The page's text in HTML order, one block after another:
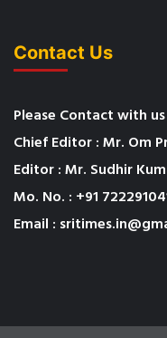
Contact Us
Please Contact with us
Chief Editor : Mr. Om
Editor : Mr. Sudhir
Mo. No. : +91
Email :